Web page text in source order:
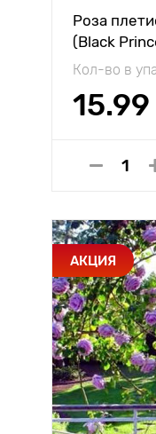
Роза
(Black
Кол-во в
15.99
АКЦИЯ